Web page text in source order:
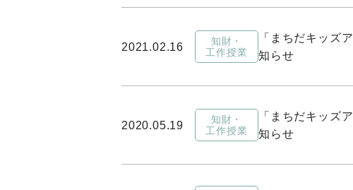
2021.02.16
知財・
工作授業
「まちだキッズ
知らせ
2020.05.19
知財・
工作授業
「まちだキッズ
知らせ